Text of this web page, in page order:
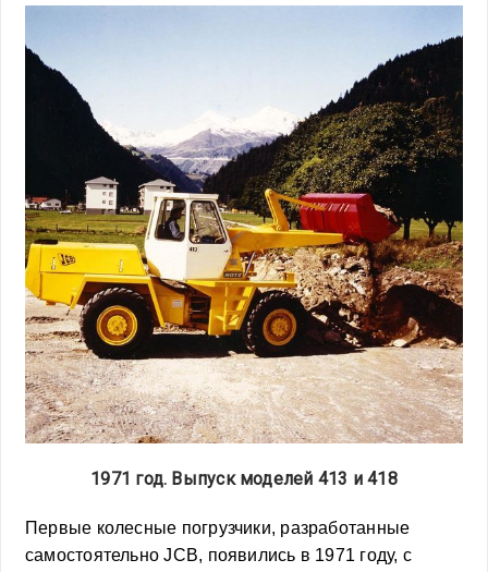
1971 год. Выпуск моделей 413 и 418
Первые колесные погрузчики, разработанные
самостоятельно JCB, появились в 1971 году, с